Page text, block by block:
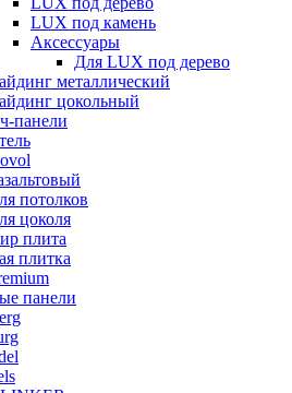
LUX под камень
Аксессуары
Для LUX под дерево
металлический
цокольный
панели
потолков
цоколя
плита
плитка
панели